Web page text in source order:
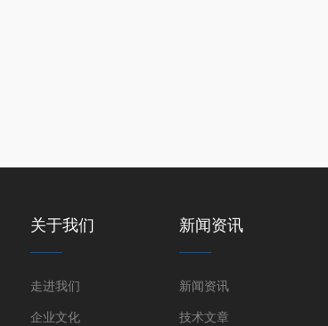
关于我们
走进我们
企业文化
新闻资讯
新闻资讯
技术文章